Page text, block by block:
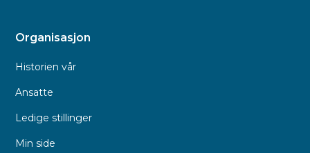
Organisasjon
Historien vår
Ansatte
Ledige stillinger
Min side